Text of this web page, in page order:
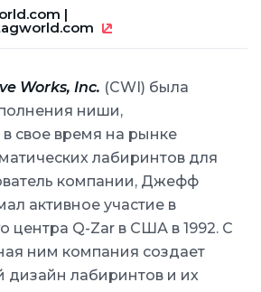
|
Works, Inc. (CWI) была
ниши,
свое время на рынке
лабиринтов для
компании, Джефф
активное участие в
центра Q-Zar в США в 1992. С
ним компания создает
дизайн лабиринтов и их